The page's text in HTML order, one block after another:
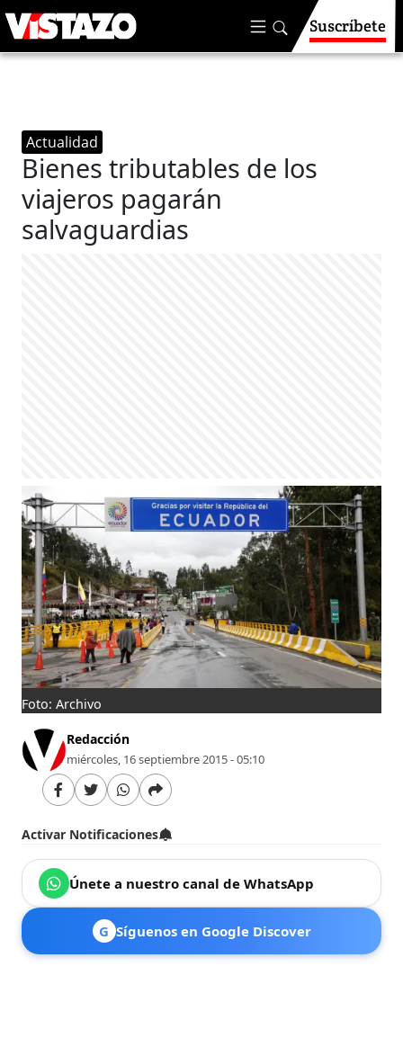
Suscríbete
Actualidad
Bienes tributables de los
viajeros pagarán
salvaguardias
Foto: Archivo
Redacción
miércoles, 16 septiembre 2015 - 05:10
Activar Notificaciones
Únete a nuestro canal de WhatsApp
G Síguenos en Google Discover